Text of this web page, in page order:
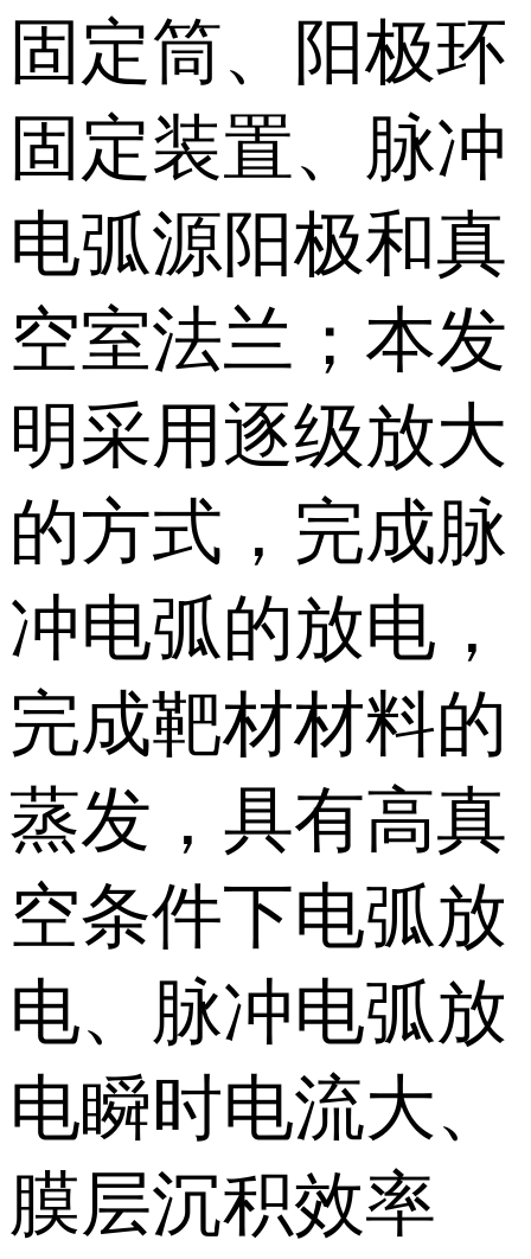
固定筒、阳极环
固定装置、脉冲
电弧源阳极和真
空室法兰；本发
明采用逐级放大
的方式，完成脉
冲电弧的放电，
完成靶材材料的
蒸发，具有高真
空条件下电弧放
电、脉冲电弧放
电瞬时电流大、
膜层沉积效率